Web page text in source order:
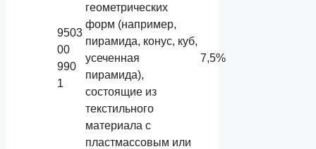
9503
00
990
1
геометрических
форм (например,
пирамида, конус, куб,
усеченная
пирамида),
состоящие из
текстильного
материала с
пластмассовым или
7,5%